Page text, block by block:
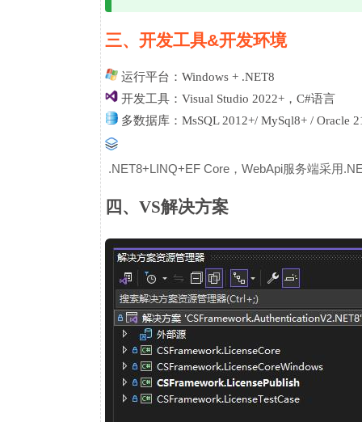
三、开发工具&开发环境
运行平台：Windows + .NET8
开发工具：Visual Studio 2022+，C#语言
多数据库：MsSQL 2012+/ MySql8+ / Oracle
.NET8+LINQ+EF Core，WebApi服务端采用
四、VS解决方案